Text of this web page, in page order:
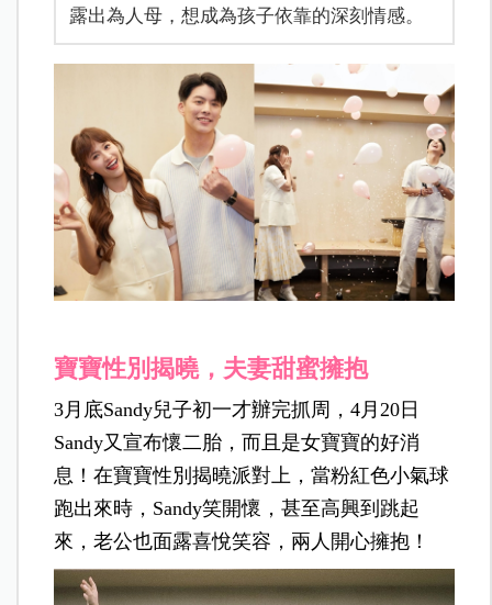
露出為人母，想成為孩子依靠的深刻情感。
寶寶性別揭曉，夫妻甜蜜擁抱
3月底Sandy兒子初一才辦完抓周，4月20日
Sandy又宣布懷二胎，而且是女寶寶的好消
息！在寶寶性別揭曉派對上，當粉紅色小氣球
跑出來時，Sandy笑開懷，甚至高興到跳起
來，老公也面露喜悅笑容，兩人開心擁抱！